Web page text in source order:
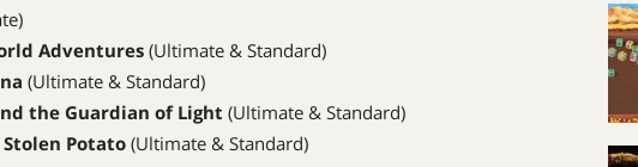
Adventures (Ultimate & Standard)
(Ultimate & Standard)
the Guardian of Light (Ultimate & Standard)
Potato(Ultimate & Standard)